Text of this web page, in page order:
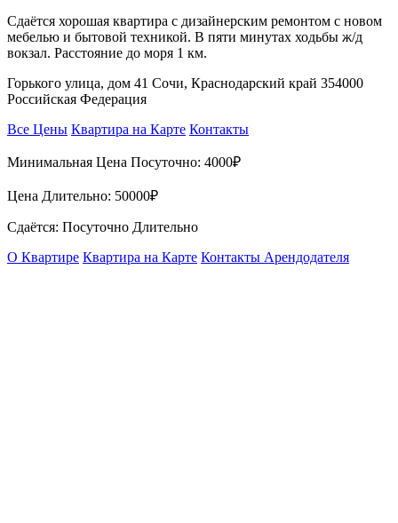
Сдаётся хорошая квартира с дизайнерским ремонтом с новом
мебелью и бытовой техникой. В пяти минутах ходьбы ж/д
вокзал. Расстояние до моря 1 км.
Горького улица, дом 41 Сочи, Краснодарский край 354000
Российская Федерация
Все Цены Квартира на Карте Контакты
Минимальная Цена Посуточно: 4000₽
Цена Длительно: 50000₽
Сдаётся: Посуточно Длительно
О Квартире Квартира на Карте Контакты Арендодателя